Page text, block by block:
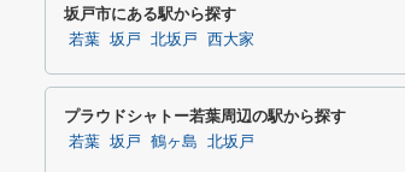
坂戸市にある駅から探す
若葉 坂戸 北坂戸 西大家
プラウドシャトー若葉周辺の駅から探す
若葉 坂戸 鶴ヶ島 北坂戸